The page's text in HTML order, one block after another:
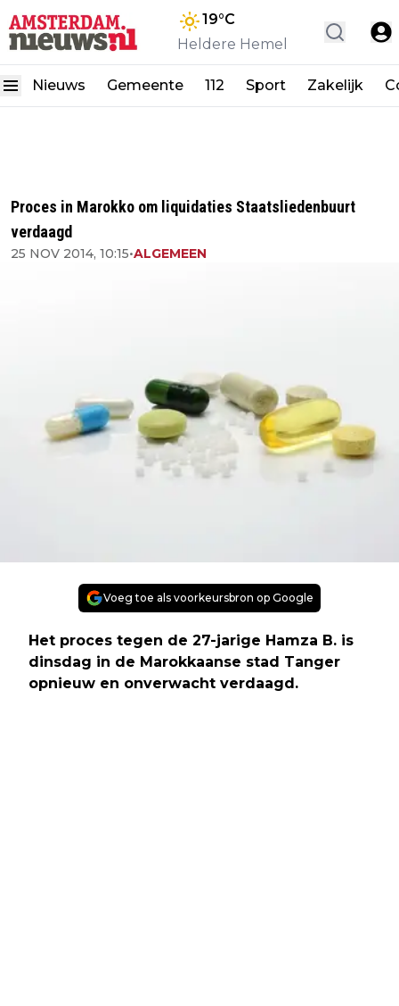
19°C
Heldere Hemel
Nieuws Gemeente 112 Sport Zakelijk
Proces in Marokko om liquidaties Staatsliedenbuurt
verdaagd
25 NOV 2014, 10:15•ALGEMEEN
Voeg toe als voorkeursbron op Google
Het proces tegen de 27-jarige Hamza B. is
dinsdag in de Marokkaanse stad Tanger
opnieuw en onverwacht verdaagd.